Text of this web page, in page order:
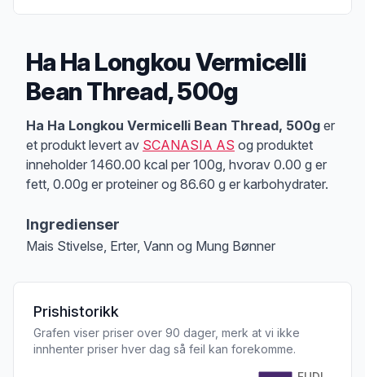
Ha Ha Longkou Vermicelli
Bean Thread, 500g
Produktbeskrivelse
Ha Ha Longkou Vermicelli Bean Thread, 500g er
et produkt levert av SCANASIA AS og produktet
inneholder 1460.00 kcal per 100g, hvorav 0.00 g er
fett, 0.00g er proteiner og 86.60 g er karbohydrater.
Ingredienser
Mais Stivelse, Erter, Vann og Mung Bønner
Prishistorikk
Grafen viser priser over 90 dager, merk at vi ikke
innhenter priser hver dag så feil kan forekomme.